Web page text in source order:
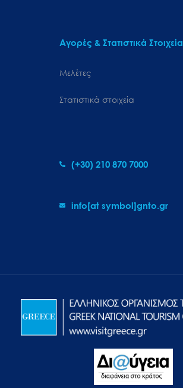
Αγορές & Στατιστικά Στοιχεία
Μελέτες
Στατιστικά στοιχεία
(+30) 210 870 7000
info[at symbol]gnto.gr